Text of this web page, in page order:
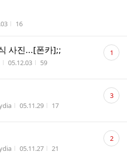
간 조회수
16
사진...[폰카];;
작성시간
05.12.03 조회수
59
댓
글 1
성자 작성시간
05.11.29 조회수
17
댓
글 3
성자 작성시간
05.11.27 조회수
21
댓
글 2